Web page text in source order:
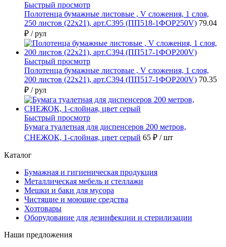
Быстрый просмотр
Полотенца бумажные листовые , V сложения, 1 слоя,
250 листов (22х21), арт.С395 (ПП518-1ФОР250V) 79.04
₽ / рул
Быстрый просмотр
Полотенца бумажные листовые , V сложения, 1 слоя,
200 листов (22х21), арт.С394 (ПП517-1ФОР200V) 70.35
₽ / рул
Быстрый просмотр
Бумага туалетная для диспенсеров 200 метров,
СНЕЖОК, 1-слойная, цвет серый 65 ₽ / шт
Каталог
Бумажная и гигиеническая продукция
Металлическая мебель и стеллажи
Мешки и баки для мусора
Чистящие и моющие средства
Хозтовары
Оборудование для дезинфекции и стерилизации
Наши предложения